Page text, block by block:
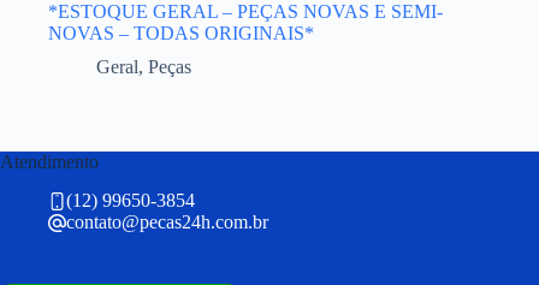
*ESTOQUE GERAL – PEÇAS NOVAS E SEMI-
NOVAS – TODAS ORIGINAIS*
Geral, Peças
Atendimento
(12) 99650-3854
contato@pecas24h.com.br